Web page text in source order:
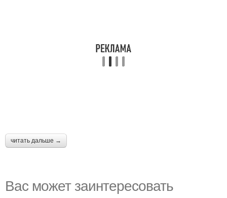
читать дальше →
Вас может заинтересовать